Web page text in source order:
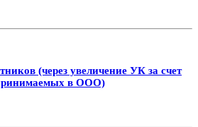
(через увеличение УК за счет
в ООО)